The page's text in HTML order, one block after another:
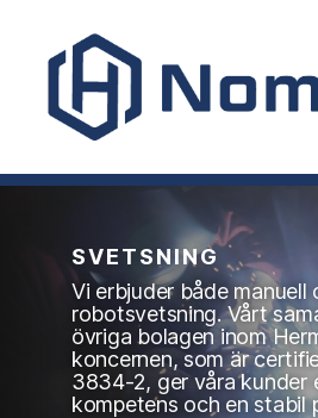
SVETSNING
Vi erbjuder både manuell
robotsvetsning. Vårt
övriga bolagen inom
koncernen, som är
3834-2, ger våra kunder
kompetens och en stabil